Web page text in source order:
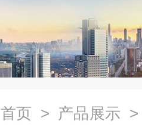
首页 > 产品展示